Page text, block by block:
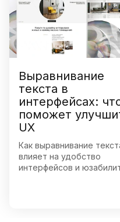
Выравнивание
текста в
интерфейсах:
поможет
UX
Как выравнивание
влияет на удобство
интерфейсов и